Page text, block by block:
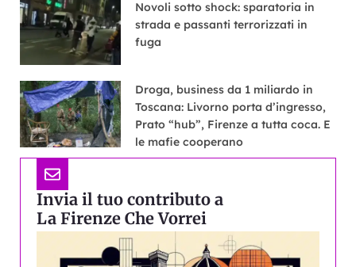
Novoli sotto shock: sparatoria in
strada e passanti terrorizzati in
fuga
Droga, business da 1 miliardo in
Toscana: Livorno porta d’ingresso,
Prato “hub”, Firenze a tutta coca. E
le mafie cooperano
Invia il tuo contributo a
La Firenze Che Vorrei